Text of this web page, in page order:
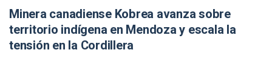
Minera canadiense Kobrea avanza sobre
territorio indígena en Mendoza y escala la
tensión en la Cordillera